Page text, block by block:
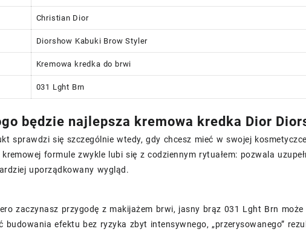
Christian Dior
Diorshow Kabuki Brow Styler
Kremowa kredka do brwi
031 Lght Brn
będzie najlepsza kremowa kredka Dior
sprawdzi się szczególnie wtedy, gdy chcesz mieć w swojej
kremowej formule zwykle lubi się z codziennym rytuałem: pozwala
uporządkowany wygląd.
zaczynasz przygodę z makijażem brwi, jasny brąz 031 Lght Brn
budowania efektu bez ryzyka zbyt intensywnego, „przerysowanego”